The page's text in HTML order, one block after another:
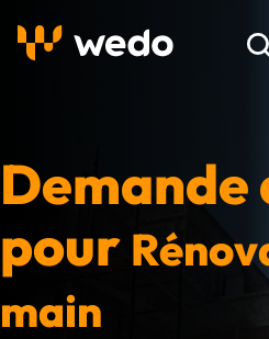
Demande de devis
Aides et subventions
Offres d'emploi
Demande
pour
main